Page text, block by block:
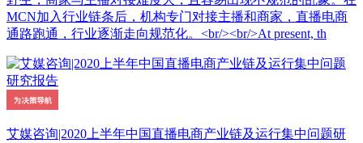
MCN加入行业链条后，机构专门对接主播和商家，直播电商
通路跑通，行业逐渐走向规范化。<br/><br/>At present, th
艾媒咨询|2020上半年中国直播电商产业链及运行集中问题研